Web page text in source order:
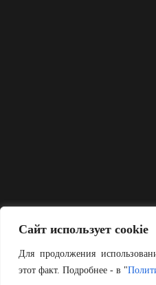
Сайт использует cookie
Для продолжения
этот факт. Подробнее - в "